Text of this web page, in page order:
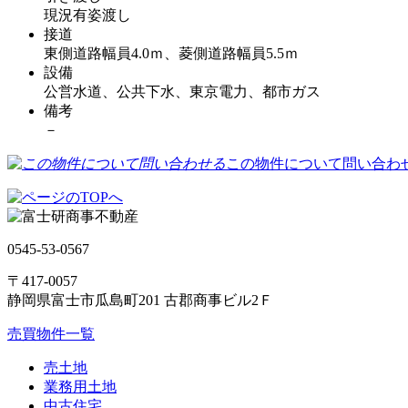
現況有姿渡し
接道
東側道路幅員4.0ｍ、菱側道路幅員5.5ｍ
設備
公営水道、公共下水、東京電力、都市ガス
備考
－
この物件について問い合わ
0545-53-0567
〒417-0057
静岡県富士市瓜島町201 古郡商事ビル2Ｆ
売買物件一覧
売土地
業務用土地